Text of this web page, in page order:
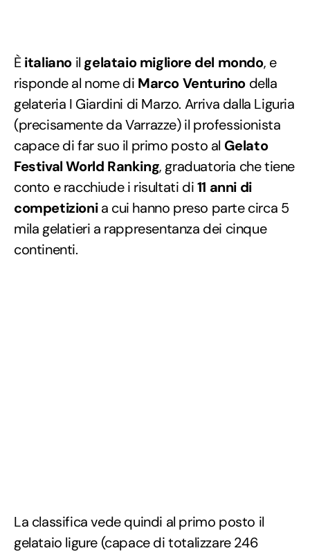
Èitaliano il gelataio migliore del mondo, e
risponde al nome di Marco Venturino della
gelateria I Giardini di Marzo. Arriva dalla Liguria
(precisamente da Varrazze) il professionista
capace di far suo il primo posto al Gelato
Festival World Ranking, graduatoria che tiene
conto e racchiude i risultati di11 anni di
competizionia cui hanno preso parte circa 5
mila gelatieri a rappresentanza dei cinque
continenti.
La classifica vede quindi al primo posto il
gelataio ligure (capace di totalizzare 246